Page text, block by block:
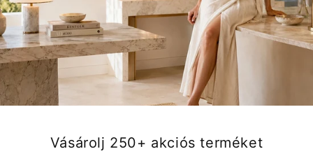
Vásárolj 250+ akciós terméket